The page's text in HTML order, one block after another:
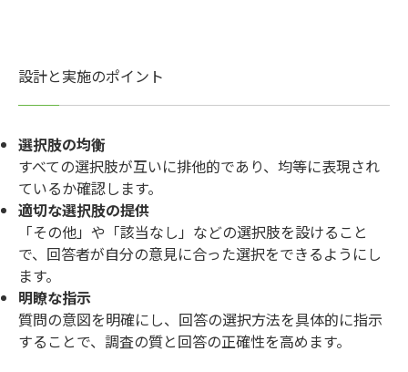
設計と実施のポイント
選択肢の均衡
すべての選択肢が互いに排他的であり、均等に表現され
ているか確認します。
適切な選択肢の提供
「その他」や「該当なし」などの選択肢を設けること
で、回答者が自分の意見に合った選択をできるようにし
ます。
明瞭な指示
質問の意図を明確にし、回答の選択方法を具体的に指示
することで、調査の質と回答の正確性を高めます。